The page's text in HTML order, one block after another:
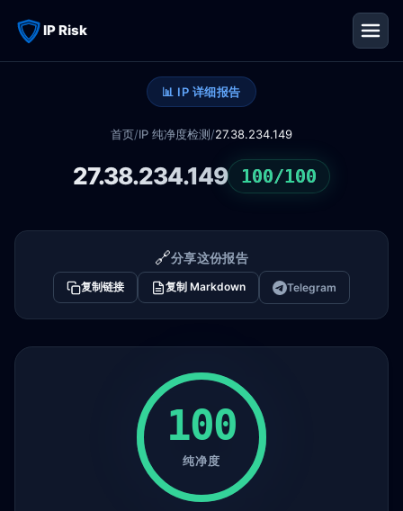
IP Risk
📊 IP 详细报告
首页/IP 纯净度检测/27.38.234.149
27.38.234.149 100/100
🔗分享这份报告
复制链接 复制 Markdown Telegram
100
纯净度